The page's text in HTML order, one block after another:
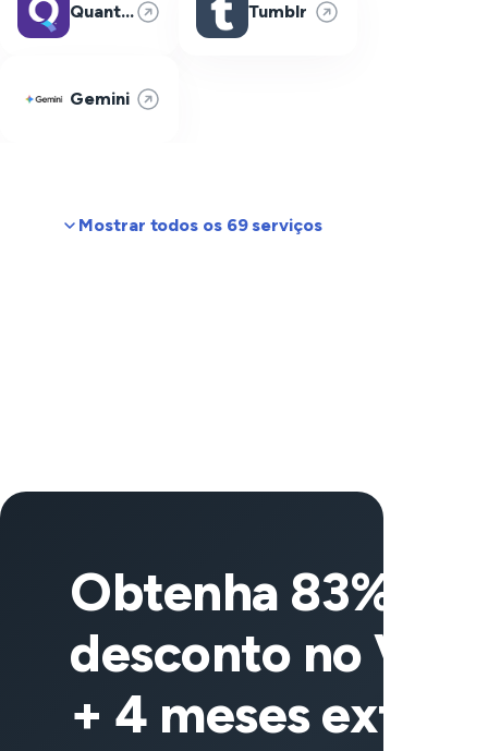
Quantum Fiber Tumblr
Gemini
Mostrar todos os 69 serviços
Obtenha 83% de
desconto no
+ 4 meses extras